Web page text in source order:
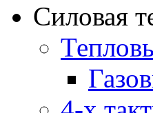
Силовая